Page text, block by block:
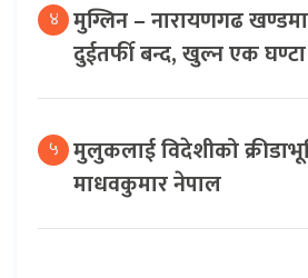
४ मुग्लिन – नारायणगढ
दुईतर्फी बन्द, खुल्न एक
५ मुलुकलाई विदेशीको
माधवकुमार नेपाल